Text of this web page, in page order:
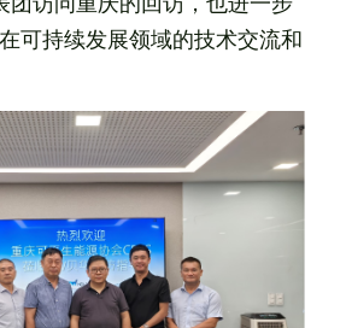
可持续发展领域的技术交流和